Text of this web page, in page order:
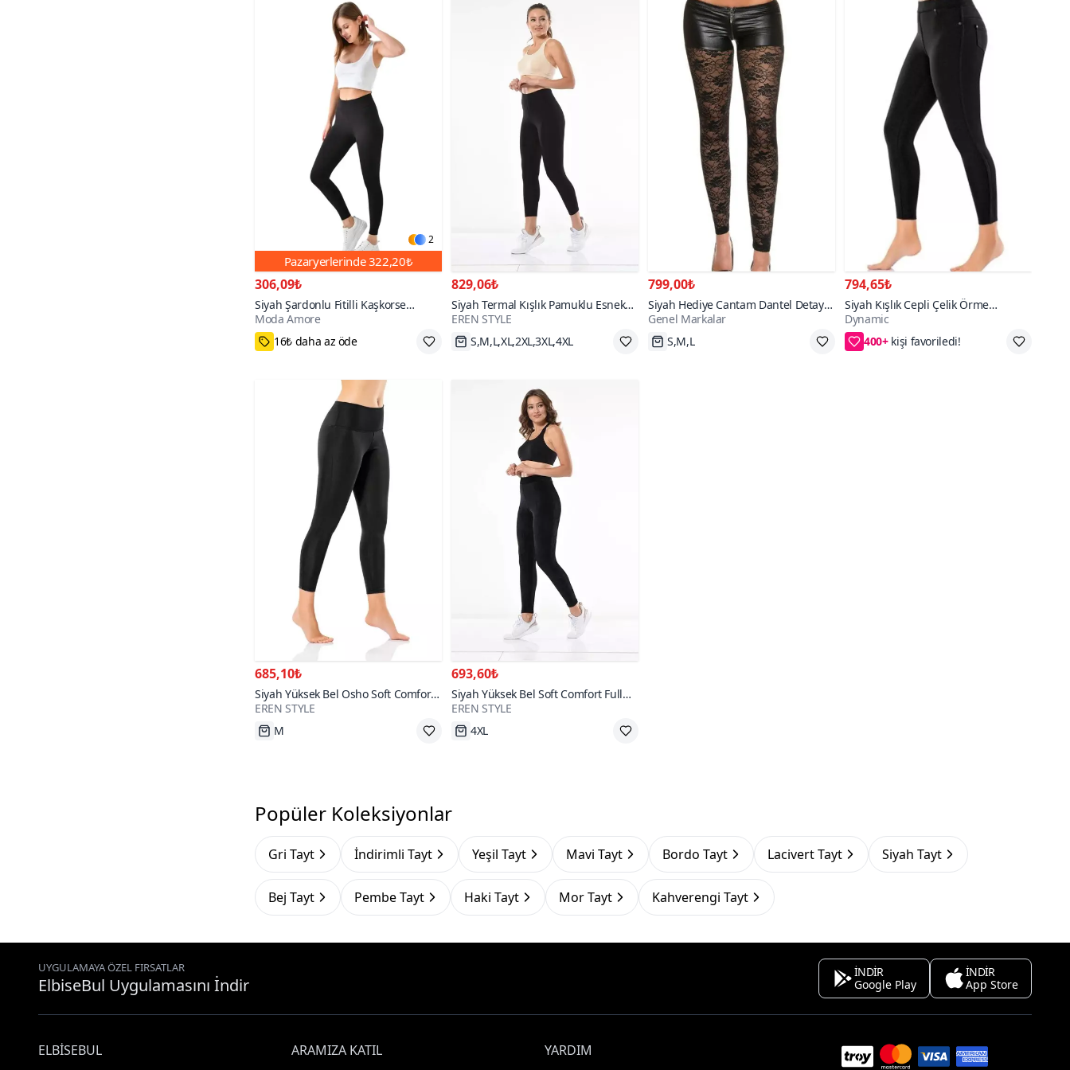
2
Pazaryerlerinde322,20₺
306,09₺
Siyah Şardonlu Fitilli Kaşkorse
Toparlayıcı Tayt
Moda Amore
S,M,L,XL
829,06₺
Siyah Termal Kışlık Pamuklu Esnek
Likralı Tayt
EREN STYLE
Hızlı Kargo
799,00₺
Siyah Hediye Cantam Dantel Detaylı
Şort Tayt
Genel Markalar
Hızlı Kargo
794,65₺
Siyah Kışlık Cepli Çelik Örme
Pantolon Tayt
Dynamic
400+
2XL
685,10₺
Siyah Yüksek Bel Osho Soft Comfort
Denye Full Likralı Tayt
EREN STYLE
Tükenmek Üzere
693,60₺
Siyah Yüksek Bel Soft Comfort Full
Likralı İnce Fitilli Kadife Tayt
EREN STYLE
Tükenmek Üzere
Popüler Koleksiyonlar
Gri Tayt İndirimli Tayt Yeşil Tayt Mavi Tayt Bordo Tayt Lacivert Tayt Siyah Tayt
Bej Tayt Pembe Tayt Haki Tayt Mor Tayt Kahverengi Tayt
UYGULAMAYA ÖZEL FIRSATLAR
ElbiseBul Uygulamasını İndir
İNDİR
Google Play
İNDİR
App Store
ELBISEBUL ARAMIZA KATIL YARDIM